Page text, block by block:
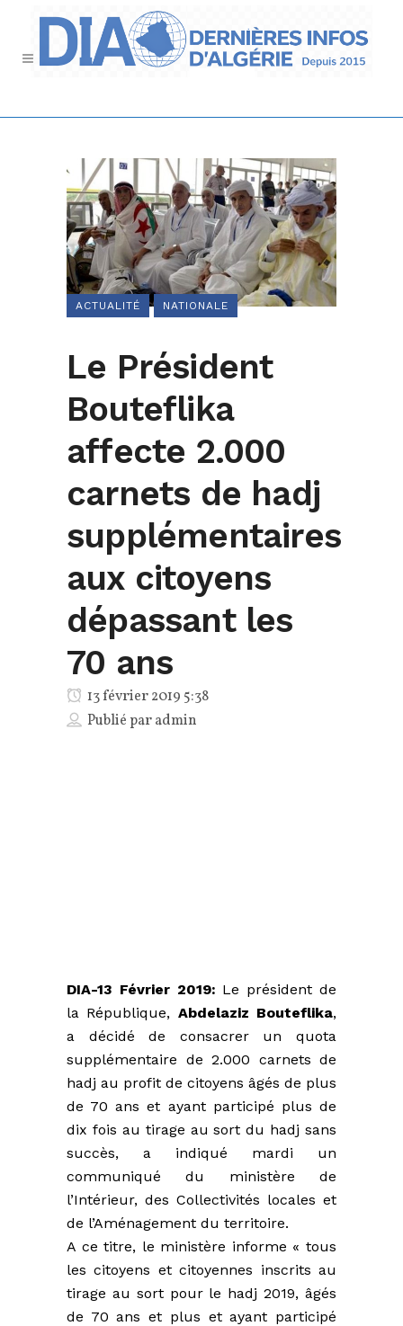
ACTUALITÉ NATIONALE
Le Président
Bouteflika
affecte 2.000
carnets de hadj
supplémentaires
aux citoyens
dépassant les
70 ans
13 février 2019 5:38
Publié paradmin
DIA-13 Février 2019: Le président de
la République, Abdelaziz Bouteflika,
a décidé de consacrer un quota
supplémentaire de 2.000 carnets de
hadj au profit de citoyens âgés de plus
de 70 ans et ayant participé plus de
dix fois au tirage au sort du hadj sans
succès, a indiqué mardi un
communiqué du ministère de
l’Intérieur, des Collectivités locales et
de l’Aménagement du territoire.
A ce titre, le ministère informe « tous
les citoyens et citoyennes inscrits au
tirage au sort pour le hadj 2019, âgés
de 70 ans et plus et ayant participé